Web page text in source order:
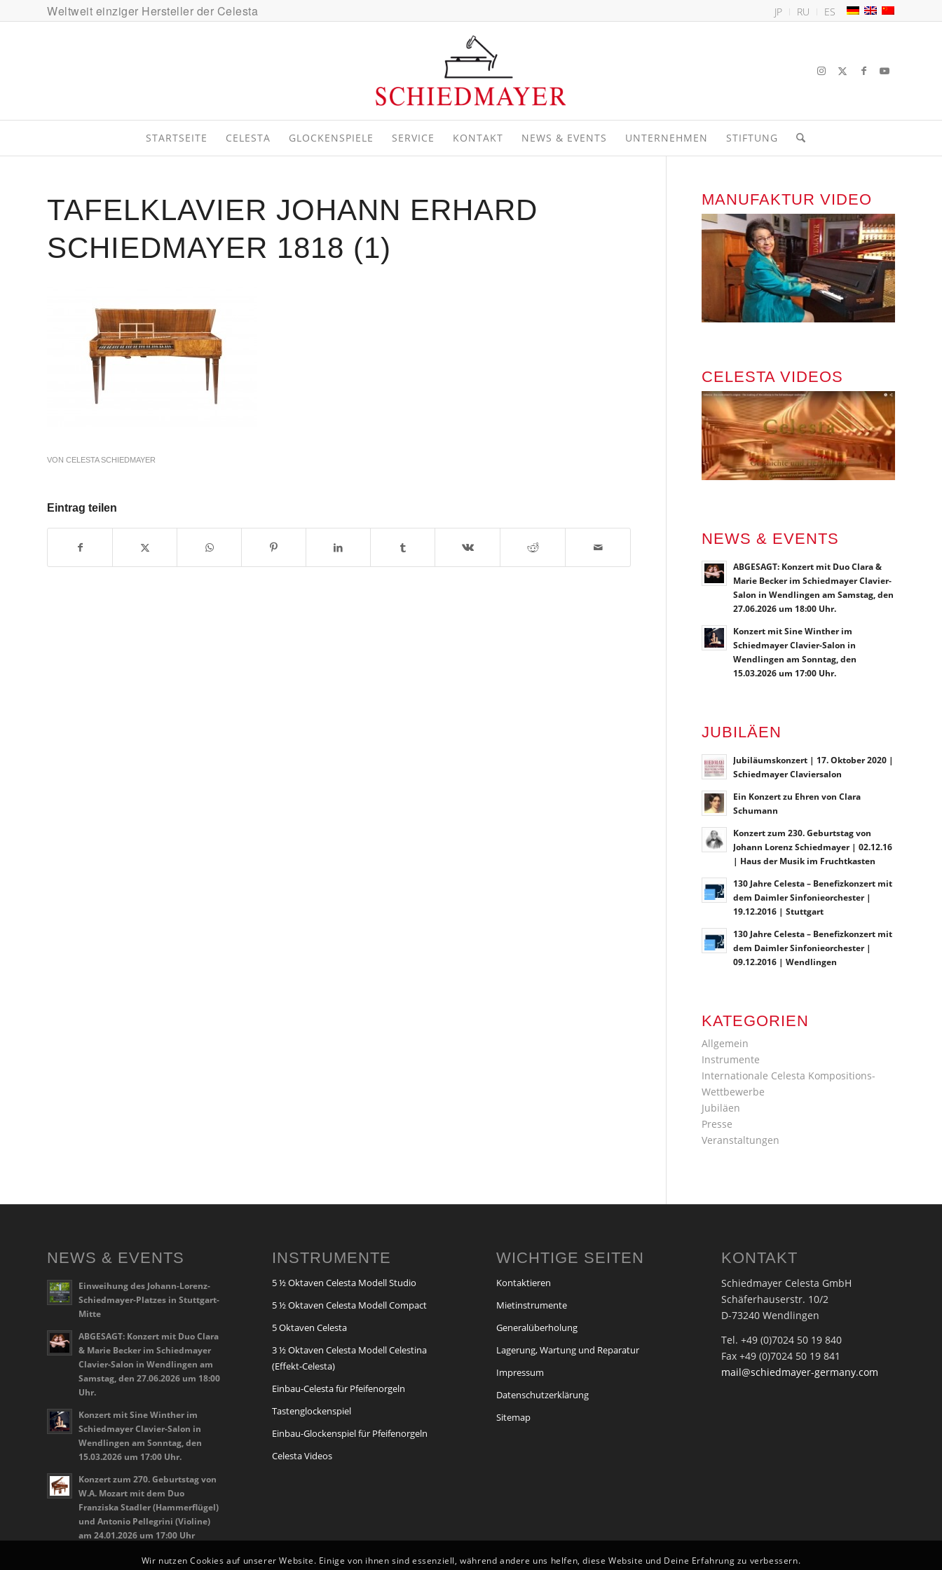
JP RU ES
Weltweit einziger Hersteller der Celesta
STARTSEITE CELESTA GLOCKENSPIELE SERVICE KONTAKT NEWS & EVENTS UNTERNEHMEN STIFTUNG
TAFELKLAVIER JOHANN ERHARD
SCHIEDMAYER 1818 (1)
VON CELESTA SCHIEDMAYER
Eintrag teilen
MANUFAKTUR VIDEO
CELESTA VIDEOS
NEWS & EVENTS
ABGESAGT: Konzert mit Duo Clara &
Marie Becker im Schiedmayer Clavier-
Salon in Wendlingen am Samstag, den
27.06.2026 um 18:00 Uhr.
Konzert mit Sine Winther im
Schiedmayer Clavier-Salon in
Wendlingen am Sonntag, den
15.03.2026 um 17:00 Uhr.
JUBILÄEN
Jubiläumskonzert | 17. Oktober 2020 |
Schiedmayer Claviersalon
Ein Konzert zu Ehren von Clara
Schumann
Konzert zum 230. Geburtstag von
Johann Lorenz Schiedmayer | 02.12.16
| Haus der Musik im Fruchtkasten
130 Jahre Celesta – Benefizkonzert mit
dem Daimler Sinfonieorchester |
19.12.2016 | Stuttgart
130 Jahre Celesta – Benefizkonzert mit
dem Daimler Sinfonieorchester |
09.12.2016 | Wendlingen
KATEGORIEN
Allgemein
Instrumente
Internationale Celesta Kompositions-
Wettbewerbe
Jubiläen
Presse
Veranstaltungen
NEWS & EVENTS
Einweihung des Johann-Lorenz-
Schiedmayer-Platzes in Stuttgart-
Mitte
ABGESAGT: Konzert mit Duo Clara
& Marie Becker im Schiedmayer
Clavier-Salon in Wendlingen am
Samstag, den 27.06.2026 um 18:00
Uhr.
Konzert mit Sine Winther im
Schiedmayer Clavier-Salon in
Wendlingen am Sonntag, den
15.03.2026 um 17:00 Uhr.
Konzert zum 270. Geburtstag von
W.A. Mozart mit dem Duo
Franziska Stadler (Hammerflügel)
und Antonio Pellegrini (Violine)
am 24.01.2026 um 17:00 Uhr
INSTRUMENTE
5 ½ Oktaven Celesta Modell Studio
5 ½ Oktaven Celesta Modell Compact
5 Oktaven Celesta
3 ½ Oktaven Celesta Modell Celestina
(Effekt-Celesta)
Einbau-Celesta für Pfeifenorgeln
Tastenglockenspiel
Einbau-Glockenspiel für Pfeifenorgeln
Celesta Videos
WICHTIGE SEITEN
Kontaktieren
Mietinstrumente
Generalüberholung
Lagerung, Wartung und Reparatur
Impressum
Datenschutzerklärung
Sitemap
KONTAKT
Schiedmayer Celesta GmbH
Schäferhauserstr. 10/2
D-73240 Wendlingen
Tel. +49 (0)7024 50 19 840
Fax +49 (0)7024 50 19 841
mail@schiedmayer-germany.com
Wir nutzen Cookies auf unserer Website. Einige von ihnen sind essenziell, während andere uns helfen, diese Website und Deine Erfahrung zu verbessern.